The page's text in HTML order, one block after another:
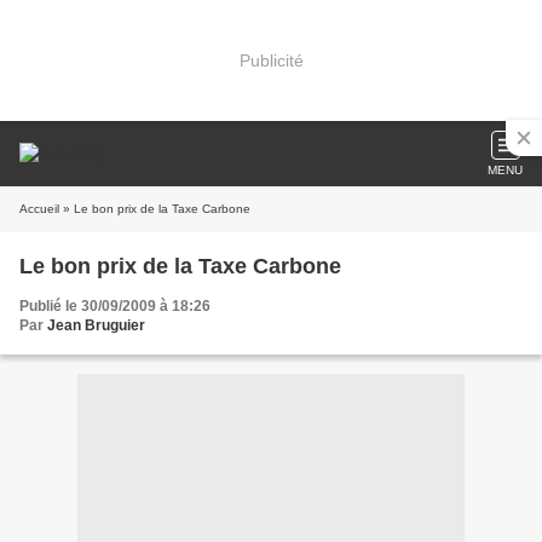
Publicité
MENU
Accueil » Le bon prix de la Taxe Carbone
Le bon prix de la Taxe Carbone
Publié le 30/09/2009 à 18:26
Par Jean Bruguier